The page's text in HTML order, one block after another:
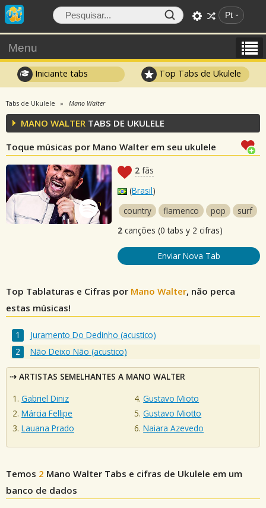
Pt
Menu
Iniciante tabs Top Tabs de Ukulele
Tabs de Ukulele Mano Walter
MANO WALTER TABS DE UKULELE
Toque músicas por Mano Walter em seu ukulele
2 fãs
(Brasil)
country
flamenco pop
surf
2 canções (0 tabs y 2 cifras)
Enviar Nova Tab
Top Tablaturas e Cifras por Mano Walter, não perca
estas músicas!
Juramento Do Dedinho (acustico)
Não Deixo Não (acustico)
ARTISTAS SEMELHANTES A MANO WALTER
Gabriel Diniz
Márcia Fellipe
Lauana Prado
Gustavo Mioto
Gustavo Miotto
Naiara Azevedo
Temos 2 Mano Walter Tabs e cifras de Ukulele em um
banco de dados